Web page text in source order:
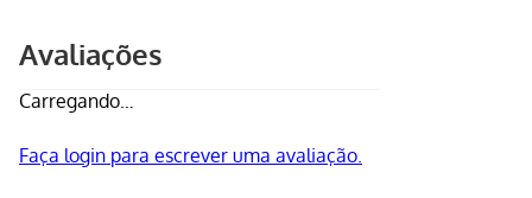
Avaliações
Carregando…
Faça login para escrever uma avaliação.